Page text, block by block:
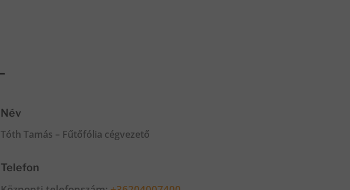
Név
Tóth Tamás – Fűtőfólia cégvezető
Telefon